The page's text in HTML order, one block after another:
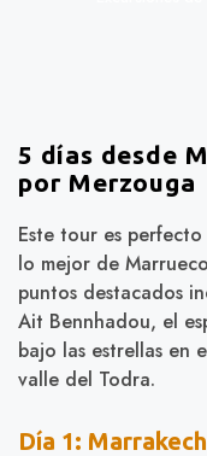
5 días desde
por Merzouga
Este tour es
lo mejor de
puntos destacados
Ait Bennhadou, el
bajo las estrellas en
valle del Todra.
Día 1: